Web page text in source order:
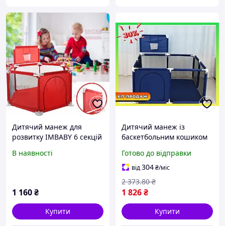
Дитячий манеж для
розвитку IMBABY 6 секцій
- сухий басейн для
В наявності
1 160₴
Купити
Дитячий манеж із
баскетбольним кошиком
Готово до відправки
від304₴/міс
1 826₴
2 373.80 ₴
Купити